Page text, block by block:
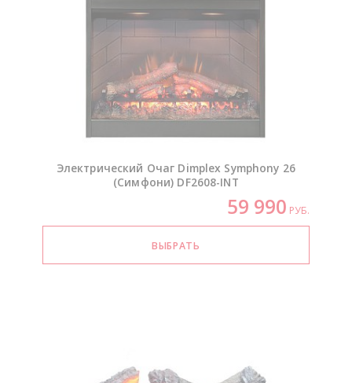
Электрический Очаг Dimplex Symphony 26
(Симфони) DF2608-INT
59 990 РУБ.